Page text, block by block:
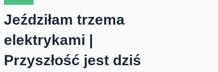
Jeździłam trzema
elektrykami |
Przyszłość jest dziś